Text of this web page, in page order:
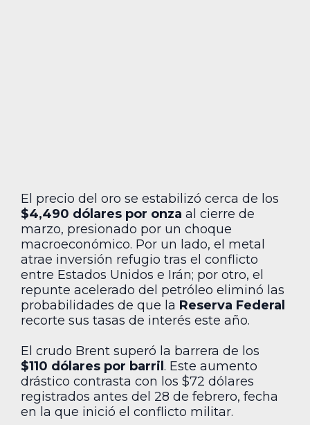
El precio del oro se estabilizó cerca de los
$4,490 dólares por onza al cierre de
marzo, presionado por un choque
macroeconómico. Por un lado, el metal
atrae inversión refugio tras el conflicto
entre Estados Unidos e Irán; por otro, el
repunte acelerado del petróleo eliminó las
probabilidades de que la Reserva Federal
recorte sus tasas de interés este año.
El crudo Brent superó la barrera de los
$110 dólares por barril. Este aumento
drástico contrasta con los $72 dólares
registrados antes del 28 de febrero, fecha
en la que inició el conflicto militar.